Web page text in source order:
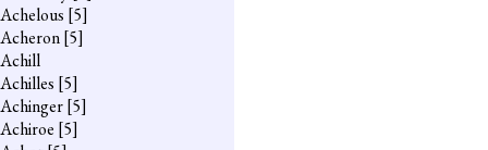
Achelous [5]
Acheron[5]
Achill
Achilles [5]
Achinger[5]
Achiroe [5]